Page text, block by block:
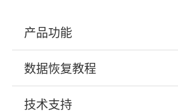
产品功能
数据恢复教程
技术支持